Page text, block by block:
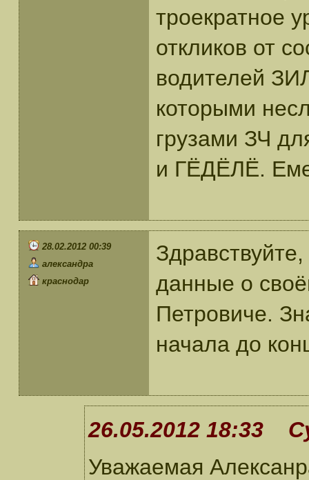
троекратное
откликов от
водителей
которыми
грузами ЗЧ
и ГЁДЁЛЁ.
28.02.2012 00:39
александра
краснодар
данные о
Петровиче.
начала до
26.05.2012 18:33
Уважаемая